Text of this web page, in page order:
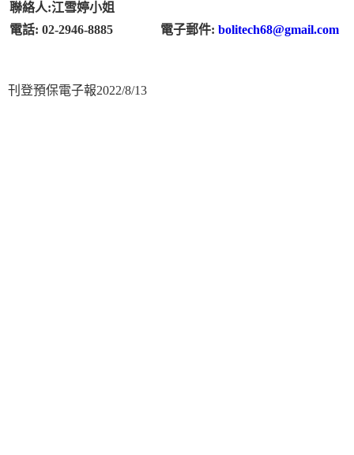
聯絡人:江雪婷小姐
電話: 02-2946-8885
電子郵件: bolitech68@gmail.com
刊登預保電子報2022/8/13